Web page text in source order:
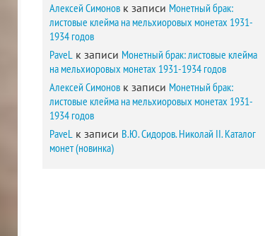
Алексей Симонов к записи Монетный брак:
листовые клейма на мельхиоровых монетах 1931-
1934 годов
PaveL к записи Монетный брак: листовые клейма
на мельхиоровых монетах 1931-1934 годов
Алексей Симонов к записи Монетный брак:
листовые клейма на мельхиоровых монетах 1931-
1934 годов
PaveL к записи В.Ю. Сидоров. Николай II. Каталог
монет (новинка)